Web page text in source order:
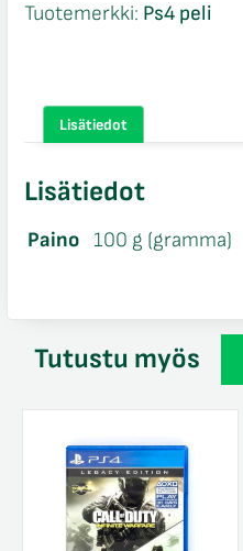
Tuotemerkki: Ps4 peli
Lisätiedot
Lisätiedot
Paino 100 g (gramma)
Tutustu myös